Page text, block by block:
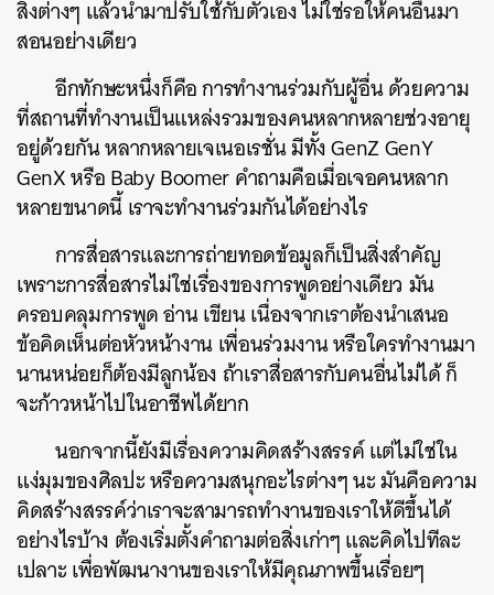
สิ่งต่างๆ แล้วนำมาปรับใช้กับตัวเอง ไม่ใช่รอให้คนอื่นมา
สอนอย่างเดียว
อีกทักษะหนึ่งก็คือ การทำงานร่วมกับผู้อื่น ด้วยความ
ที่สถานที่ทำงานเป็นแหล่งรวมของคนหลากหลายช่วงอายุ
อยู่ด้วยกัน หลากหลายเจเนอเรชั่น มีทั้ง GenZ GenY
GenX หรือ Baby Boomer คำถามคือเมื่อเจอคนหลาก
หลายขนาดนี้ เราจะทำงานร่วมกันได้อย่างไร
การสื่อสารและการถ่ายทอดข้อมูลก็เป็นสิ่งสำคัญ
เพราะการสื่อสารไม่ใช่เรื่องของการพูดอย่างเดียว มัน
ครอบคลุมการพูด อ่าน เขียน เนื่องจากเราต้องนำเสนอ
ข้อคิดเห็นต่อหัวหน้างาน เพื่อนร่วมงาน หรือใครทำงานมา
นานหน่อยก็ต้องมีลูกน้อง ถ้าเราสื่อสารกับคนอื่นไม่ได้ ก็
จะก้าวหน้าไปในอาชีพได้ยาก
นอกจากนี้ยังมีเรื่องความคิดสร้างสรรค์ แต่ไม่ใช่ใน
แง่มุมของศิลปะ หรือความสนุกอะไรต่างๆ นะ มันคือความ
คิดสร้างสรรค์ว่าเราจะสามารถทำงานของเราให้ดีขึ้นได้
อย่างไรบ้าง ต้องเริ่มตั้งคำถามต่อสิ่งเก่าๆ และคิดไปทีละ
เปลาะ เพื่อพัฒนางานของเราให้มีคุณภาพขึ้นเรื่อยๆ
SHARE